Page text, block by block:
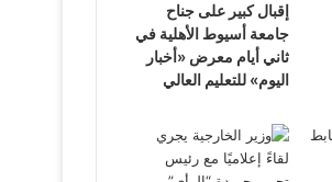
إقبال كبير على جناح
جامعة أسيوط الأهلية في
ثاني أيام معرض «أخبار
اليوم» للتعليم العالي